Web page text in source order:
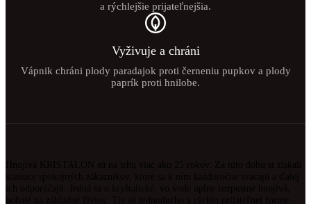
a rýchlejšie prijateľnejšia.
Vyživuje a chráni
Vápnik chráni plody paradajok proti černeniu pupkov a plody
paprík proti hnilobe.